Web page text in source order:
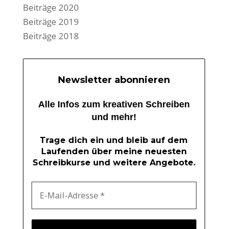
Beiträge 2020
Beiträge 2019
Beiträge 2018
Newsletter abonnieren
Alle Infos zum kreativen Schreiben
und mehr!
Trage dich ein und bleib auf dem
Laufenden über meine neuesten
Schreibkurse und weitere Angebote.